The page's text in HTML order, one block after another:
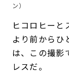
ン）
ヒコロヒーと
より前からひ
は、この撮影
レスだ。